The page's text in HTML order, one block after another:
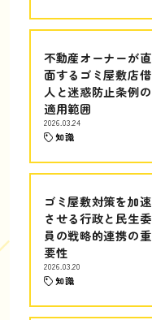
不動産オーナーが直
面するゴミ屋敷店借
人と迷惑防止条例の
適用範囲
2026.03.24
知識
ゴミ屋敷対策を加速
させる行政と民生委
員の戦略的連携の重
要性
2026.03.20
知識